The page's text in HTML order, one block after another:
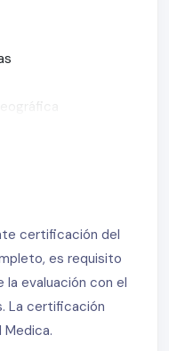
pesada de las
poquito de LLC)
2011-2016
asociadas
certificación del
es requisito
la evaluación con el
La certificación